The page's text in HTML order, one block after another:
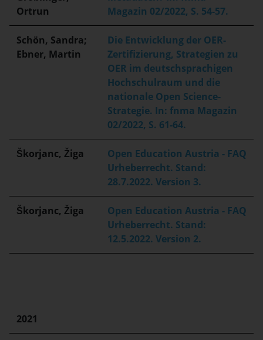
Ortrun
Magazin 02/2022, S. 54-57.
Schön, Sandra;
Ebner, Martin
Die Entwicklung der OER-
Zertifizierung, Strategien zu
OER im deutschsprachigen
Hochschulraum und die
nationale Open Science-
Strategie. In: fnma Magazin
02/2022, S. 61-64.
Škorjanc, Žiga
Open Education Austria - FAQ
Urheberrecht. Stand:
28.7.2022. Version 3.
Škorjanc, Žiga
Open Education Austria - FAQ
Urheberrecht. Stand:
12.5.2022. Version 2.
2021